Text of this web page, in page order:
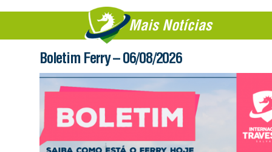
Mais Notícias
Boletim Ferry – 06/08/2026